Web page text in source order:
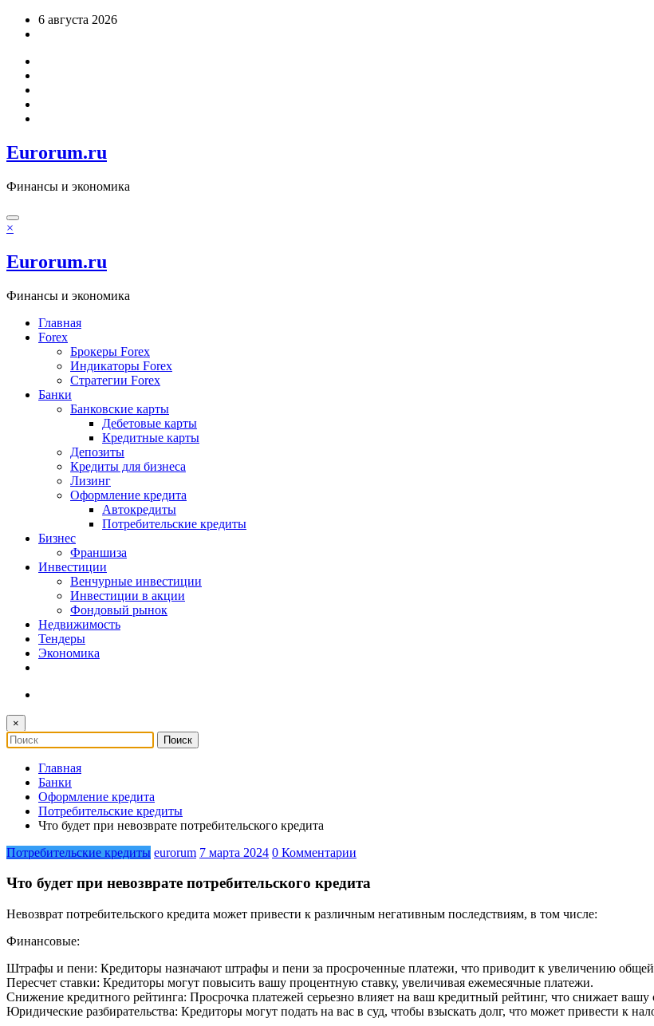
Перейти6 августа 2026
Eurorum.ru
Финансы и экономика
×
Eurorum.ru
Финансы и экономика
Главная
Forex
Брокеры Forex
Индикаторы Forex
Стратегии Forex
Банки
Банковские карты
Дебетовые карты
Кредитные карты
Депозиты
Кредиты для бизнеса
Лизинг
Оформление кредита
Автокредиты
Потребительские кредиты
Бизнес
Франшиза
Инвестиции
Венчурные инвестиции
Инвестиции в акции
Фондовый рынок
Недвижимость
Тендеры
Экономика
×
Главная
Банки
Оформление кредита
Потребительские кредиты
Что будет при невозврате потребительского кредита
Потребительские кредиты eurorum 7 марта 2024 0 Комментарии
Что будет при невозврате потребительского кредита
Невозврат потребительского кредита может привести к различным негативным последствиям, в том числе:
Финансовые:
Штрафы и пени: Кредиторы назначают штрафы и пени за просроченные платежи, что приводит к увеличению общей
Пересчет ставки: Кредиторы могут повысить вашу процентную ставку, увеличивая ежемесячные платежи.
Снижение кредитного рейтинга: Просрочка платежей серьезно влияет на ваш кредитный рейтинг, что снижает
Юридические разбирательства: Кредиторы могут подать на вас в суд, чтобы взыскать долг, что может привести к